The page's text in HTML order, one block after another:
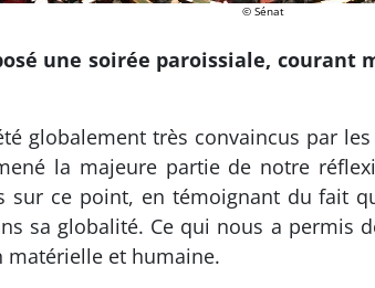
© Sénat
une soirée paroissiale,
globalement très convaincus par
la majeure partie de notre
sur ce point, en témoignant du fait
sa globalité. Ce qui nous a permis
et humaine.